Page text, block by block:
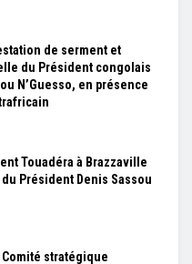
de serment et
du Président congolais
N’Guesso, en présence
Touadéra à Brazzaville
Président Denis Sassou
Comité stratégique